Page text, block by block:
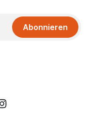
Abonnieren